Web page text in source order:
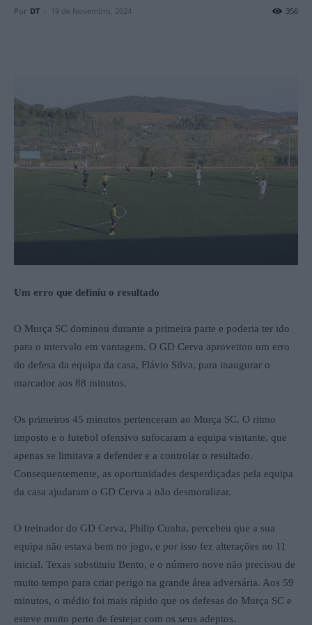
Por DT - 19 de Novembro, 2024 356
Um erro que definiu o resultado
O Murça SC dominou durante a primeira parte e poderia ter ido
para o intervalo em vantagem. O GD Cerva aproveitou um erro
do defesa da equipa da casa, Flávio Silva, para inaugurar o
marcador aos 88 minutos.
Os primeiros 45 minutos pertenceram ao Murça SC. O ritmo
imposto e o futebol ofensivo sufocaram a equipa visitante, que
apenas se limitava a defender e a controlar o resultado.
Consequentemente, as oportunidades desperdiçadas pela equipa
da casa ajudaram o GD Cerva a não desmoralizar.
O treinador do GD Cerva, Philip Cunha, percebeu que a sua
equipa não estava bem no jogo, e por isso fez alterações no 11
inicial. Texas substituiu Bento, e o número nove não precisou de
muito tempo para criar perigo na grande área adversária. Aos 59
minutos, o médio foi mais rápido que os defesas do Murça SC e
esteve muito perto de festejar com os seus adeptos.